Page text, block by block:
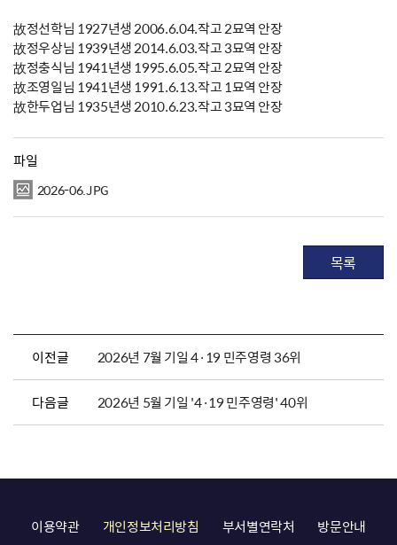
故정선학님 1927년생 2006.6.04.작고 2묘역 안장
故정우상님 1939년생 2014.6.03.작고 3묘역 안장
故정충식님 1941년생 1995.6.05.작고 2묘역 안장
故조영일님 1941년생 1991.6.13.작고 1묘역 안장
故한두업님 1935년생 2010.6.23.작고 3묘역 안장
파일
2026-06.JPG
목록
이전글 2026년 7월 기일 4·19 민주영령 36위
다음글 2026년 5월 기일 '4·19 민주영령' 40위
이용약관 개인정보처리방침 부서별연락처
방문안내